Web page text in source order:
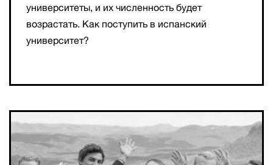
университеты, и их численность будет
возрастать. Как поступить в испанский
университет?